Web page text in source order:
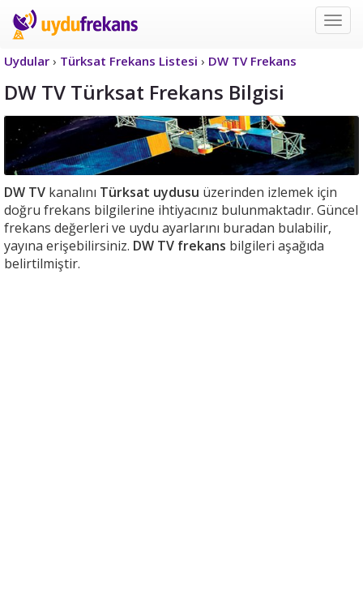
Uydu
Uydular › Türksat Frekans Listesi › DW TV Frekans
DW TV Türksat Frekans Bilgisi
DW TV kanalını Türksat uydusu üzerinden izlemek için
doğru frekans bilgilerine ihtiyacınız bulunmaktadır. Güncel
frekans değerleri ve uydu ayarlarını buradan bulabilir,
yayına erişebilirsiniz. DW TV frekans bilgileri aşağıda
belirtilmiştir.